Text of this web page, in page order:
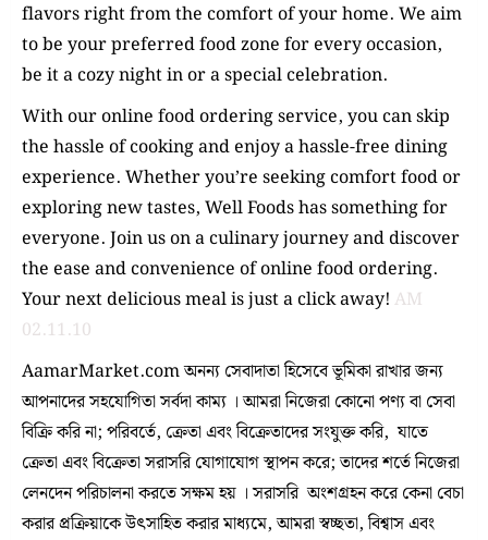
flavors right from the comfort of your home. We aim
to be your preferred food zone for every occasion,
be it a cozy night in or a special celebration.
With our online food ordering service, you can skip
the hassle of cooking and enjoy a hassle-free dining
experience. Whether you’re seeking comfort food or
exploring new tastes, Well Foods has something for
everyone. Join us on a culinary journey and discover
the ease and convenience of online food ordering.
Your next delicious meal is just a click away! AM
02.11.10
AamarMarket.com অনন্য সেবাদাতা হিসেবে ভূমিকা রাখার জন্য
আপনাদের সহযোগিতা সর্বদা কাম্য । আমরা নিজেরা কোনো পণ্য বা সেবা
বিক্রি করি না; পরিবর্তে, ক্রেতা এবং বিক্রেতাদের সংযুক্ত করি, যাতে
ক্রেতা এবং বিক্রেতা সরাসরি যোগাযোগ স্থাপন করে; তাদের শর্তে নিজেরা
লেনদেন পরিচালনা করতে সক্ষম হয় । সরাসরি অংশগ্রহন করে কেনা বেচা
করার প্রক্রিয়াকে উৎসাহিত করার মাধ্যমে, আমরা স্বচ্ছতা, বিশ্বাস এবং